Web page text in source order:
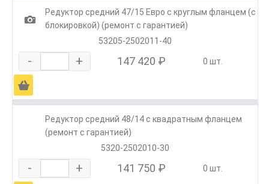
1
Редуктор средний 47/15 Евро с круглым фланцем (с
блокировкой) (ремонт с гарантией)
53205-2502011-40
- + 147 420 ₽ 0 шт.
Ä
Редуктор средний 48/14 с квадратным фланцем
(ремонт с гарантией)
5320-2502010-30
- + 141 750 ₽ 0 шт.